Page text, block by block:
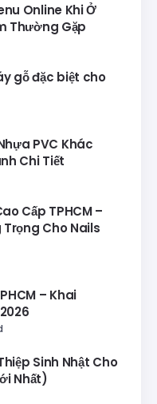
Online Khi Ở
Thường Gặp
gỗ đặc biệt cho
PVC Khác
Chi Tiết
Cấp TPHCM –
Cho Nails
– Khai
Sinh Nhật Cho
Nhất)